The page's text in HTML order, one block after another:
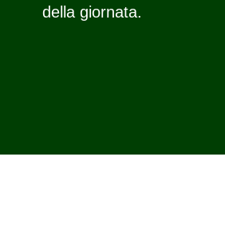
della giornata.